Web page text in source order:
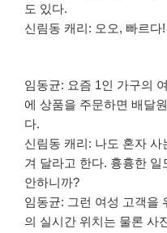
도 있다.
신림동 캐리: 오오, 빠르다
임동균: 요즘 1인 가구의
에 상품을 주문하면 배달
다.
신림동 캐리: 나도 혼자
겨 달라고 한다. 흉흉한
안하니까?
임동균: 그런 여성 고객을
의 실시간 위치는 물론 사